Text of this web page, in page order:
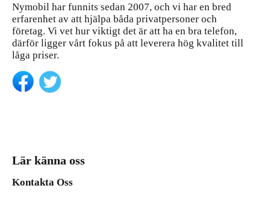
Nymobil har funnits sedan 2007, och vi har en bred
erfarenhet av att hjälpa båda privatpersoner och
företag. Vi vet hur viktigt det är att ha en bra telefon,
därför ligger vårt fokus på att leverera hög kvalitet till
låga priser.
Lär känna oss
Kontakta Oss